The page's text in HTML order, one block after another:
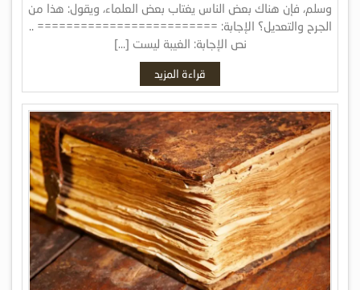
وسلم، فإن هناك بعض الناس يغتاب بعض العلماء، ويقول: هذا من
الجرح والتعديل؟ الإجابة: ========================= ..
نص الإجابة: الغيبة ليست […]
قراءة المزيد